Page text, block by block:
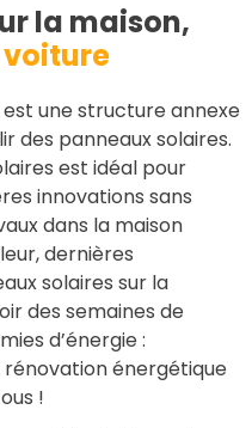
la maison,
est une structure annexe
des panneaux solaires.
est idéal pour
innovations sans
dans la maison
dernières
solaires sur la
des semaines de
d’énergie :
énergétique
!